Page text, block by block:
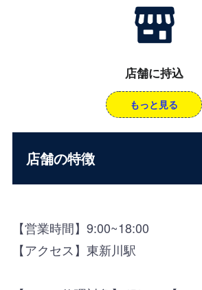
店舗に持込
もっと見る
店舗の特徴
【営業時間】9:00~18:00
【アクセス】東新川駅